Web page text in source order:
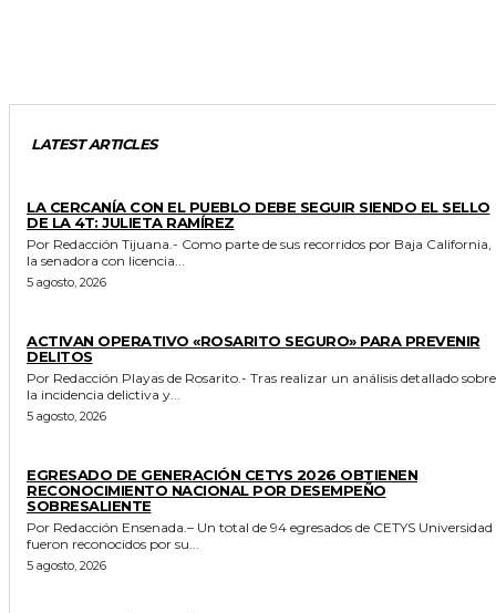
LATEST ARTICLES
LA CERCANÍA CON EL PUEBLO DEBE SEGUIR SIENDO EL SELLO
DE LA 4T: JULIETA RAMÍREZ
Por Redacción Tijuana.- Como parte de sus recorridos por Baja California,
la senadora con licencia...
5 agosto, 2026
ACTIVAN OPERATIVO «ROSARITO SEGURO» PARA PREVENIR
DELITOS
Por Redacción Playas de Rosarito.- Tras realizar un análisis detallado sobre
la incidencia delictiva y...
5 agosto, 2026
EGRESADO DE GENERACIÓN CETYS 2026 OBTIENEN
RECONOCIMIENTO NACIONAL POR DESEMPEÑO
SOBRESALIENTE
Por Redacción Ensenada.– Un total de 94 egresados de CETYS Universidad
fueron reconocidos por su...
5 agosto, 2026